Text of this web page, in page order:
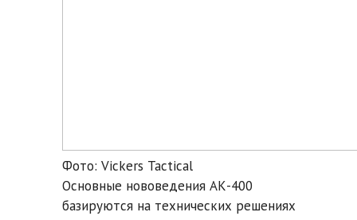
Фото: Vickers Tactical
Основные нововедения АК-400
базируются на технических решениях